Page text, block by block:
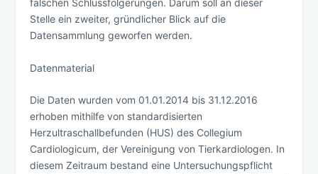
falschen Schlussfolgerungen. Darum soll an dieser
Stelle ein zweiter, gründlicher Blick auf die
Datensammlung geworfen werden.
Datenmaterial
Die Daten wurden vom 01.01.2014 bis 31.12.2016
erhoben mithilfe von standardisierten
Herzultraschallbefunden (HUS) des Collegium
Cardiologicum, der Vereinigung von Tierkardiologen. In
diesem Zeitraum bestand eine Untersuchungspflicht